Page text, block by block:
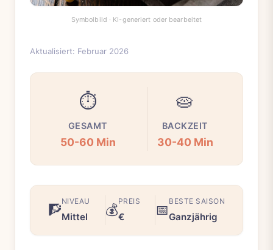
Aktualisiert: Februar 2026
⏱️
GESAMT
50-60 Min
🥧
BACKZEIT
30-40 Min
🧗
NIVEAU
Mittel 💰
PREIS
€ 📅
BESTE SAISON
Ganzjährig